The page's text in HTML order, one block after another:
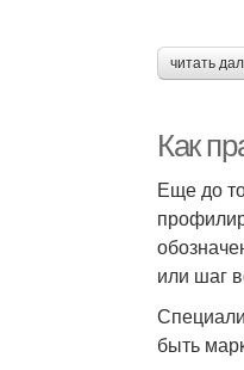
читать
Как
Еще до
или шаг
быть